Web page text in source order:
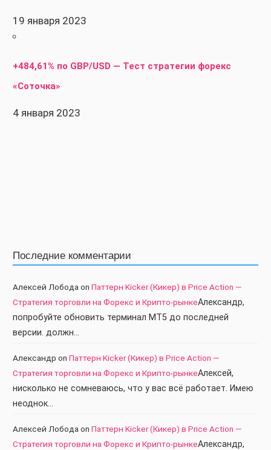
19 января 2023
+484,61% по GBP/USD — Тест стратегии форекс
«Соточка»
4 января 2023
Последние комментарии
Алексей Лобода on Паттерн Kicker (Кикер) в Price Action —
Стратегия торговли на Форекс и Крипто-рынкеАлександр,
попробуйте обновить терминал МТ5 до последней
версии. должн…
Александр on Паттерн Kicker (Кикер) в Price Action —
Стратегия торговли на Форекс и Крипто-рынкеАлексей,
нисколько не сомневаюсь, что у вас всё работает. Имею
неоднок…
Алексей Лобода on Паттерн Kicker (Кикер) в Price Action —
Стратегия торговли на Форекс и Крипто-рынкеАлександр,